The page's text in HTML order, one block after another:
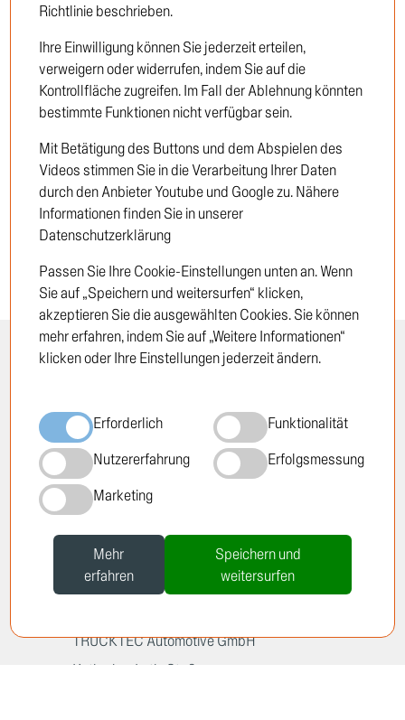
Neukunden-Registrierung
Neukunden-Registrierung
INFORMATION
Standorte
Über TRUCKTEC
Geschichte
Karriere
Newsletter
RECHTLICHES
Datenschutzrichtlinie
Cookie-Richtlinie
AGB
TRUCKTEC Automotive GmbH
Katharina-Loth-Str. 2
Richtlinie beschrieben.
Ihre Einwilligung können Sie jederzeit erteilen,
verweigern oder widerrufen, indem Sie auf die
Kontrollfläche zugreifen. Im Fall der Ablehnung könnten
bestimmte Funktionen nicht verfügbar sein.
Mit Betätigung des Buttons und dem Abspielen des
Videos stimmen Sie in die Verarbeitung Ihrer Daten
durch den Anbieter Youtube und Google zu. Nähere
Informationen finden Sie in unserer
Datenschutzerklärung
Passen Sie Ihre Cookie-Einstellungen unten an. Wenn
Sie auf „Speichern und weitersurfen“ klicken,
akzeptieren Sie die ausgewählten Cookies. Sie können
mehr erfahren, indem Sie auf „Weitere Informationen“
klicken oder Ihre Einstellungen jederzeit ändern.
Erforderlich
Funktionalität
Nutzererfahrung
Erfolgsmessung
Marketing
Mehr
erfahren
Speichern und
weitersurfen